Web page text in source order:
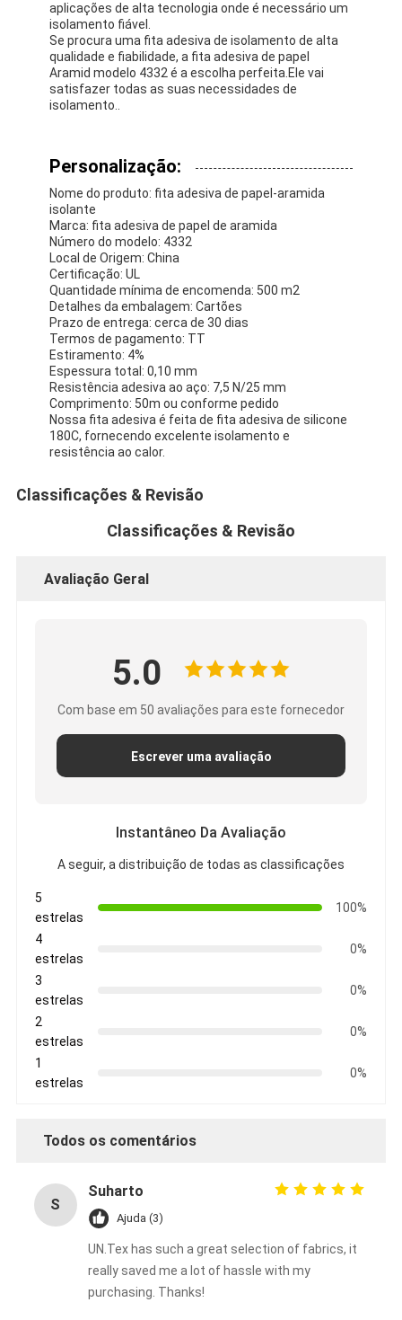
Fita de pano de vidro da folha de alumínio
Papel Kraft Folhado
Pano da fibra de vidro da folha de alumínio
Fita adesiva de pano
Fita adesiva tomada partido dobro
Fita adesiva do ANIMAL DE ESTIMAÇÃO
Carcaça de investimento da precisão
Tabela de isolamento elétrico
aplicações de alta tecnologia onde é necessário um
isolamento fiável.
Se procura uma fita adesiva de isolamento de alta
qualidade e fiabilidade, a fita adesiva de papel
Aramid modelo 4332 é a escolha perfeita.Ele vai
satisfazer todas as suas necessidades de
isolamento..
Personalização:
Nome do produto: fita adesiva de papel-aramida
isolante
Marca: fita adesiva de papel de aramida
Número do modelo: 4332
Local de Origem: China
Certificação: UL
Quantidade mínima de encomenda: 500 m2
Detalhes da embalagem: Cartões
Prazo de entrega: cerca de 30 dias
Termos de pagamento: TT
Estiramento: 4%
Espessura total: 0,10 mm
Resistência adesiva ao aço: 7,5 N/25 mm
Comprimento: 50m ou conforme pedido
Nossa fita adesiva é feita de fita adesiva de silicone
180C, fornecendo excelente isolamento e
resistência ao calor.
Classificações & Revisão
Classificações & Revisão
Avaliação Geral
5.0
Com base em 50 avaliações para este fornecedor
Escrever uma avaliação
Instantâneo Da Avaliação
A seguir, a distribuição de todas as classificações
5
estrelas
100%
4
estrelas
0%
3
estrelas
0%
2
estrelas
0%
1
estrelas
0%
Todos os comentários
S
Suharto
Ajuda (3)
UN.Tex has such a great selection of fabrics, it
really saved me a lot of hassle with my
purchasing. Thanks!